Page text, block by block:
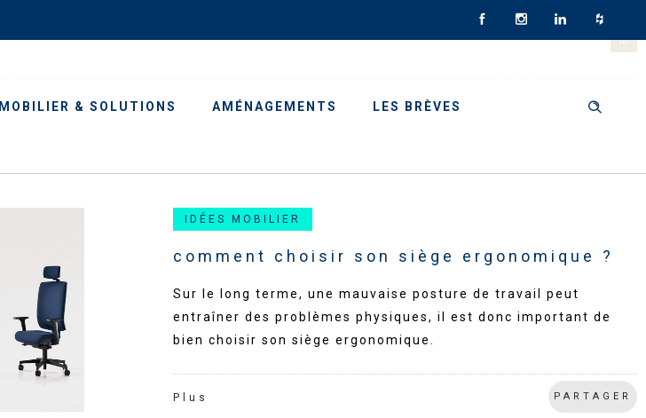
MOBILIER & SOLUTIONS AMÉNAGEMENTS LES BRÈVES
IDÉES MOBILIER
comment choisir son siège ergonomique ?
Sur le long terme, une mauvaise posture de travail peut
entraîner des problèmes physiques, il est donc important de
bien choisir son siège ergonomique.
Plus PARTAGER